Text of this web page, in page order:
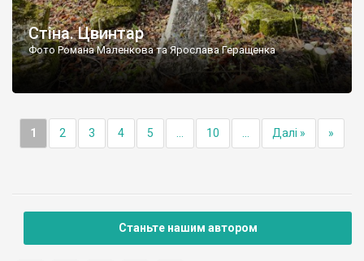
Стіна. Цвинтар
Фото Романа Маленкова та Ярослава Геращенка
1 2 3 4 5 10 Далі » »
Станьте нашим автором